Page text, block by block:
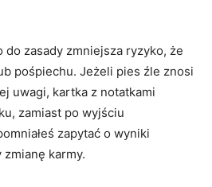
do zasady zmniejsza ryzyko, że
pośpiechu. Jeżeli pies źle znosi
uwagi, kartka z notatkami
zamiast po wyjściu
zapytać o wyniki
karmy.